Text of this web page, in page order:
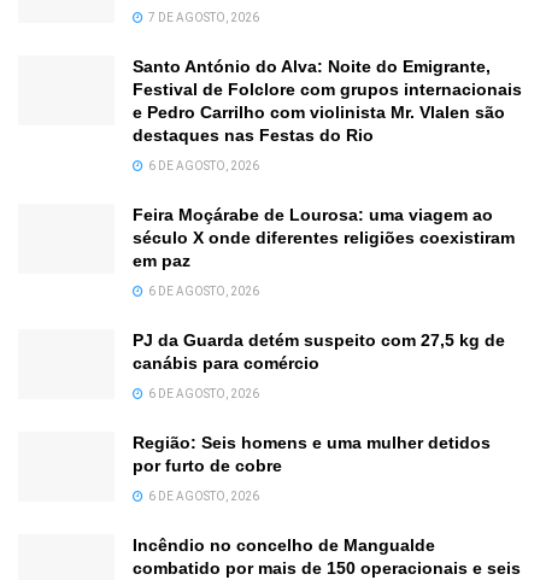
7 DE AGOSTO, 2026
Santo António do Alva: Noite do Emigrante,
Festival de Folclore com grupos internacionais
e Pedro Carrilho com violinista Mr. Vlalen são
destaques nas Festas do Rio
6 DE AGOSTO, 2026
Feira Moçárabe de Lourosa: uma viagem ao
século X onde diferentes religiões coexistiram
em paz
6 DE AGOSTO, 2026
PJ da Guarda detém suspeito com 27,5 kg de
canábis para comércio
6 DE AGOSTO, 2026
Região: Seis homens e uma mulher detidos
por furto de cobre
6 DE AGOSTO, 2026
Incêndio no concelho de Mangualde
combatido por mais de 150 operacionais e seis